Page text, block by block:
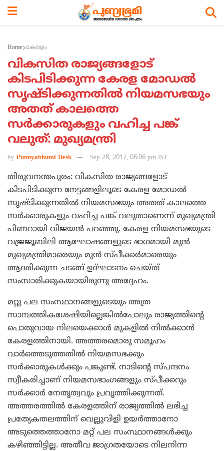
Home കേരളം
വികസിത രാജ്യങ്ങളോട്
കിടപിടിക്കുന്ന കേരള മോഡല്‍
സൃഷ്ടിക്കുന്നതില്‍ നിയമസഭയും
അതത് കാലത്തെ
സര്‍ക്കാരുകളും വഹിച്ച പങ്ക്
വലുത്: മുഖ്യമന്ത്രി
by Punnyabhumi Desk Sep 28, 2017, 06:06 pm IST
തിരുവനന്തപുരം: വികസിത രാജ്യങ്ങളോട്
കിടപിടിക്കുന്ന നേട്ടങ്ങളിലൂടെ കേരള മോഡല്‍
സൃഷ്ടിക്കുന്നതില്‍ നിയമസഭയും അതത് കാലത്തെ
സര്‍ക്കാരുകളും വഹിച്ച പങ്ക് വലുതാണെന്ന് മുഖ്യമന്ത്രി
പിണറായി വിജയന്‍ പറഞ്ഞു. കേരള നിയമസഭയുടെ
വജ്രജൂബിലി ആഘോഷങ്ങളുടെ ഭാഗമായി മുന്‍
മുഖ്യമന്ത്രിമാരെയും മുന്‍ സ്പീക്കര്‍മാരെയും
ആദരിക്കുന്ന ചടങ്ങ് ഉദ്ഘാടനം ചെയ്ത്
സംസാരിക്കുകയായിരുന്നു അദ്ദേഹം.
മറ്റു പല സംസ്ഥാനങ്ങളുടെയും അത്ര
സാമ്പത്തികശേഷിയില്ലെങ്കില്‍പോലും രാജ്യത്തിന്റെ
പൊതുവായ നിലയെക്കാള്‍ മുകളില്‍ നില്‍ക്കാന്‍
കേരളത്തിനായി. അത്തരമൊരു സമൂഹം
വാര്‍ത്തെടുത്തതില്‍ നിയമസഭക്കും
സര്‍ക്കാരുകള്‍ക്കും പങ്കുണ്ട്. നാടിന്റെ സ്പന്ദനം
സ്വീകരിച്ചാണ് നിയമസഭാംഗങ്ങളും സ്പീക്കറും
സര്‍ക്കാര്‍ നേതൃത്വവും പ്രവൃത്തിക്കുന്നത്.
അത്തരത്തില്‍ കേരളത്തിന് രാജ്യത്തില്‍ ലഭിച്ച
പ്രത്യേകതലത്തിന് വെല്ലുവിളി ഉയര്‍ത്താനോ
അടുത്തെത്താനോ മറ്റ് പല സംസ്ഥാനങ്ങള്‍ക്കും
കഴിഞ്ഞിട്ടില്ല. അതീവ ജാഗ്രതയോടെ നിലനിന്ന